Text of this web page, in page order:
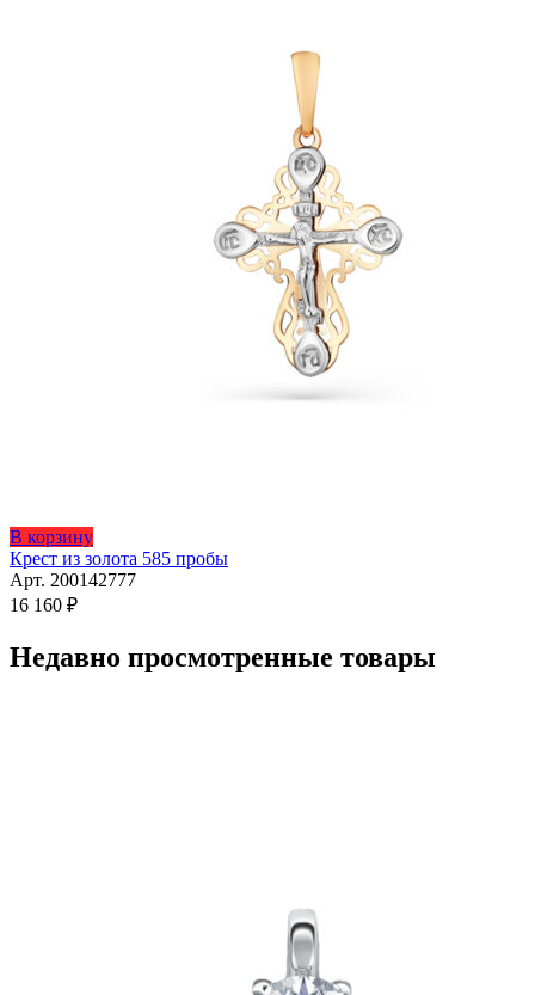
В корзину
Крест из золота 585 пробы
Арт. 200142777
16 160 ₽
Недавно просмотренные товары